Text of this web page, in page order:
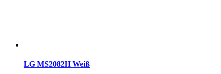
LG MS2082H Weiß